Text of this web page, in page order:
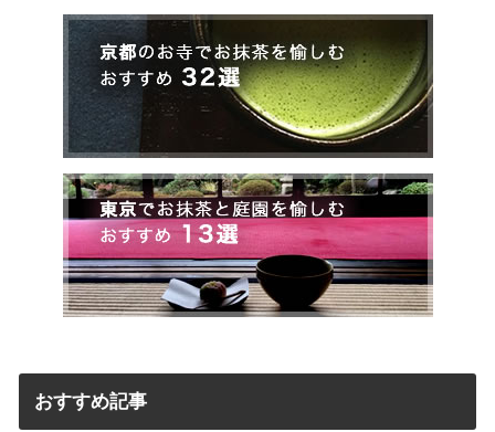
おすすめ記事